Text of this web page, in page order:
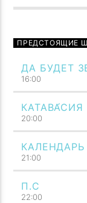
ПРЕДСТОЯЩИЕ
ДА БУДЕТ
16:00
КАТАВА́СИЯ
20:00
КАЛЕНДАРЬ
21:00
П.С
22:00